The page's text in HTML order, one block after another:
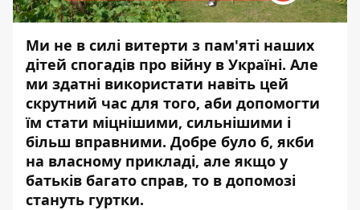
Ми не в силі витерти з пам'яті наших
дітей спогадів про війну в Україні. Але
ми здатні використати навіть цей
скрутний час для того, аби допомогти
їм стати міцнішими, сильнішими і
більш вправними. Добре було б, якби
на власному прикладі, але якщо у
батьків багато справ, то в допомозі
стануть гуртки.